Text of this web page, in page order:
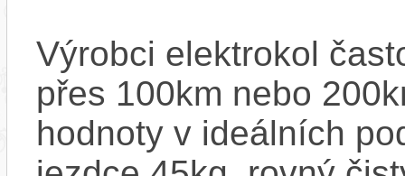
Výrobci elektrokol
přes 100km nebo
hodnoty v ideálních